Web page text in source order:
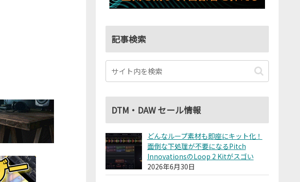
記事検索
DTM・DAW セール情報
どんなループ素材も即座にキット化！
面倒な下処理が不要になるPitch
InnovationsのLoop 2 Kitがスゴい
2026年6月30日